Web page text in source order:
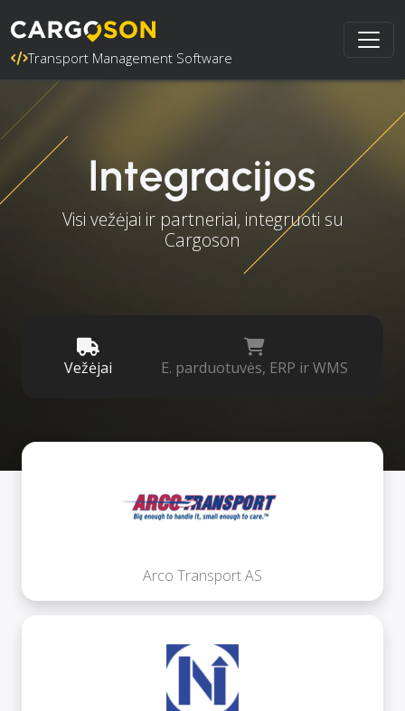
Transport Management Software
Integracijos
Visi vežėjai ir partneriai, integruoti su
Cargoson
Vežėjai E. parduotuvės, ERP ir WMS
Arco Transport AS